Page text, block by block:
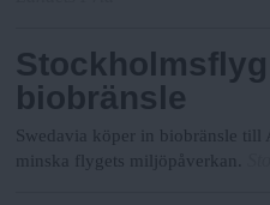
biobränsle
Swedavia köper in biobränsle till
minska flygets miljöpåverkan.